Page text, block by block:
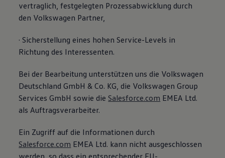
vertraglich, festgelegten Prozessabwicklung durch
den Volkswagen Partner,
· Sicherstellung eines hohen Service-Levels in
Richtung des Interessenten.
Bei der Bearbeitung unterstützen uns die Volkswagen
Deutschland GmbH & Co. KG, die Volkswagen Group
Services GmbH sowie dieSalesforce.com EMEA Ltd.
als Auftragsverarbeiter.
Ein Zugriff auf die Informationen durch
Salesforce.com EMEA Ltd. kann nicht ausgeschlossen
werden, so dass ein entsprechender EU-